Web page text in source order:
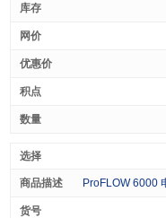
ProFLOW 6000 电子流量